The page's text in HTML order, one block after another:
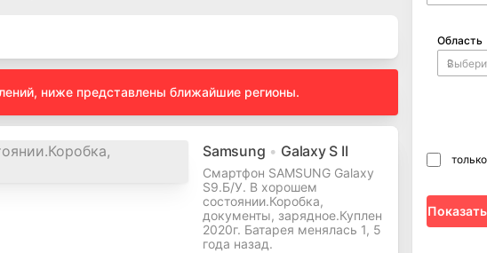
ниже представлены ближайшие регионы.
Samsung Galaxy S II
Смартфон SAMSUNG Galaxy
S9.Б/У. В хорошем
состоянии.Коробка,
документы, зарядное.Куплен
2020г. Батарея менялась 1, 5
года назад.
Область